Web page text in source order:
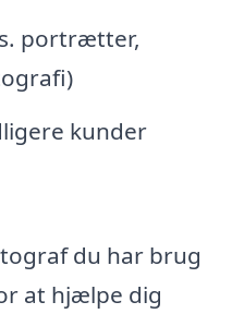
portrætter,
kunder
du har brug
at hjælpe dig